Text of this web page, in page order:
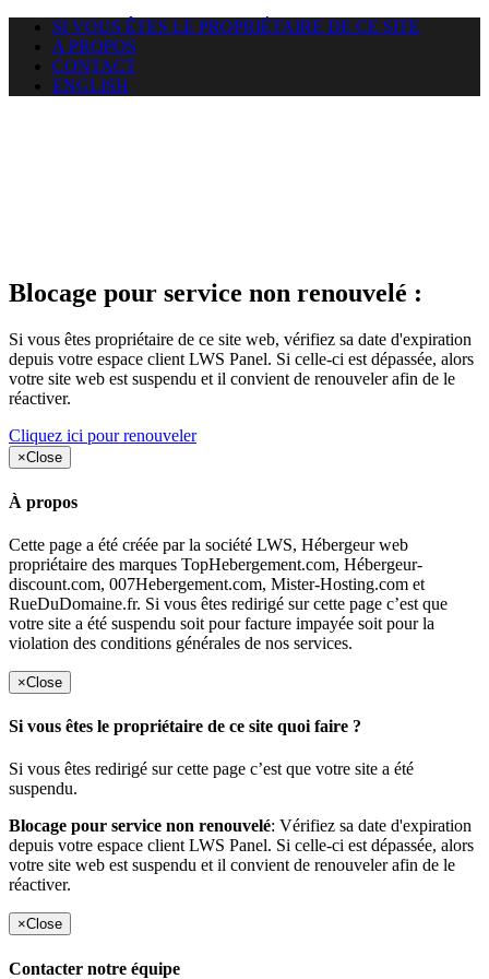
SI VOUS ÊTES LE PROPRIÉTAIRE DE CE SITE
A PROPOS
CONTACT
ENGLISH
Blocage pour service non renouvelé :
Si vous êtes propriétaire de ce site web, vérifiez sa date d'expiration
depuis votre espace client LWS Panel. Si celle-ci est dépassée, alors
votre site web est suspendu et il convient de renouveler afin de le
réactiver.
Cliquez ici pour renouveler
×Close
À propos
Cette page a été créée par la société LWS, Hébergeur web
propriétaire des marques TopHebergement.com, Hébergeur-
discount.com, 007Hebergement.com, Mister-Hosting.com et
RueDuDomaine.fr. Si vous êtes redirigé sur cette page c’est que
votre site a été suspendu soit pour facture impayée soit pour la
violation des conditions générales de nos services.
×Close
Si vous êtes le propriétaire de ce site quoi faire ?
Si vous êtes redirigé sur cette page c’est que votre site a été
suspendu.
Blocage pour service non renouvelé: Vérifiez sa date d'expiration
depuis votre espace client LWS Panel. Si celle-ci est dépassée, alors
votre site web est suspendu et il convient de renouveler afin de le
réactiver.
×Close
Contacter notre équipe